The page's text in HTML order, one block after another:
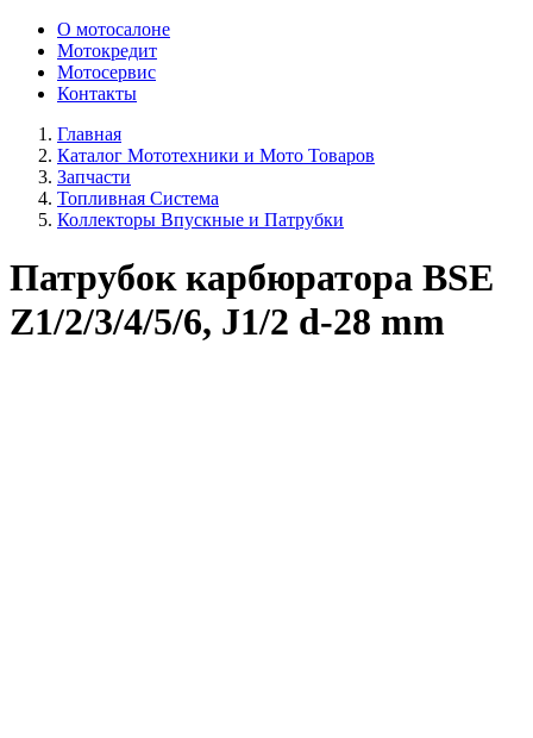
О мотосалоне
Мотокредит
Мотосервис
Контакты
Главная
Каталог Мототехники и Мото Товаров
Запчасти
Топливная Система
Коллекторы Впускные и Патрубки
Патрубок карбюратора BSE
Z1/2/3/4/5/6, J1/2 d-28 mm